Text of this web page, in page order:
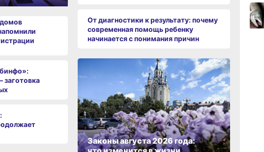
От диагностики к результату: почему
современная помощь ребенку
начинается с понимания причин
Законы августа 2026 года: